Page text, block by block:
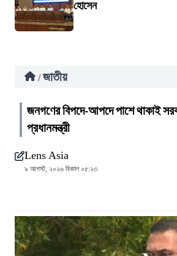
হোসেন
/ জাতীয়
জনগণের বিপদে-আপদে পাশে থাকাই
প্রধানমন্ত্রী
Lens Asia
৯ আগস্ট, ২০২৬ বিকাল ০৫:২৩